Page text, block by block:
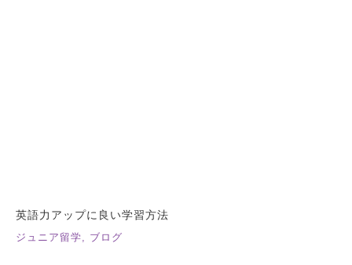
英語力アップに良い学習方法
ジュニア留学
ブログ